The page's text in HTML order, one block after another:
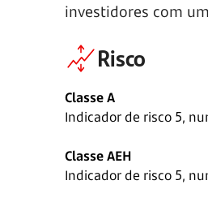
investidores com
Risco
Classe A
Indicador de risco 5,
Classe AEH
Indicador de risco 5,